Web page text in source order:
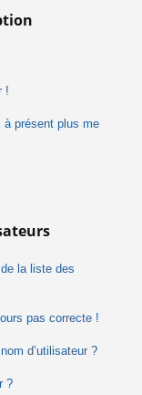
!
à présent plus me
la liste des
pas correcte !
d’utilisateur ?
?